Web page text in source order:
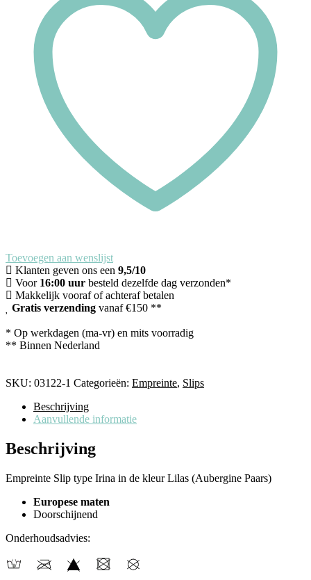
Toevoegen aan wenslijst
Klanten geven ons een 9,5/10
Voor 16:00 uur besteld dezelfde dag verzonden*
Makkelijk vooraf of achteraf betalen
Gratis verzending vanaf €150 **
* Op werkdagen (ma-vr) en mits voorradig
** Binnen Nederland
SKU: 03122-1 Categorieën: Empreinte, Slips
Beschrijving
Aanvullende informatie
Beschrijving
Empreinte Slip type Irina in de kleur Lilas (Aubergine Paars)
Europese maten
Doorschijnend
Onderhoudsadvies: